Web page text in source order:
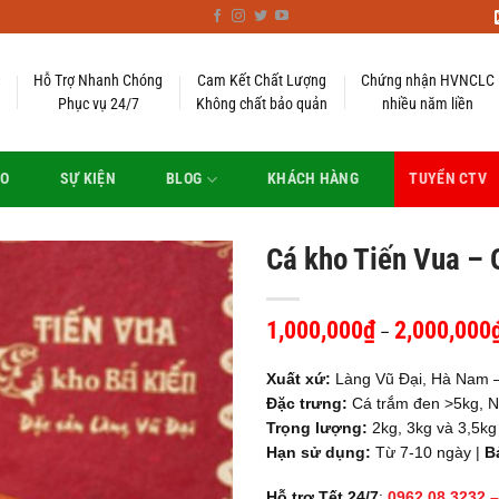
Hỗ Trợ Nhanh Chóng
Phục vụ 24/7
Cam Kết Chất Lượng
Không chất bảo quản
Chứng nhận HVNCLC
nhiều năm liền
SỰ KIỆN BLOG KHÁCH HÀNG TUYỂN CTV
Cá kho Tiến Vua –
1,000,000₫ – 2,000,000
Xuất xứ: Làng Vũ Đại, Hà Nam
Đặc trưng: Cá trắm đen >5kg,
Trọng lượng: 2kg, 3kg và 3,5kg
Hạn sử dụng: Từ 7-10 ngày |